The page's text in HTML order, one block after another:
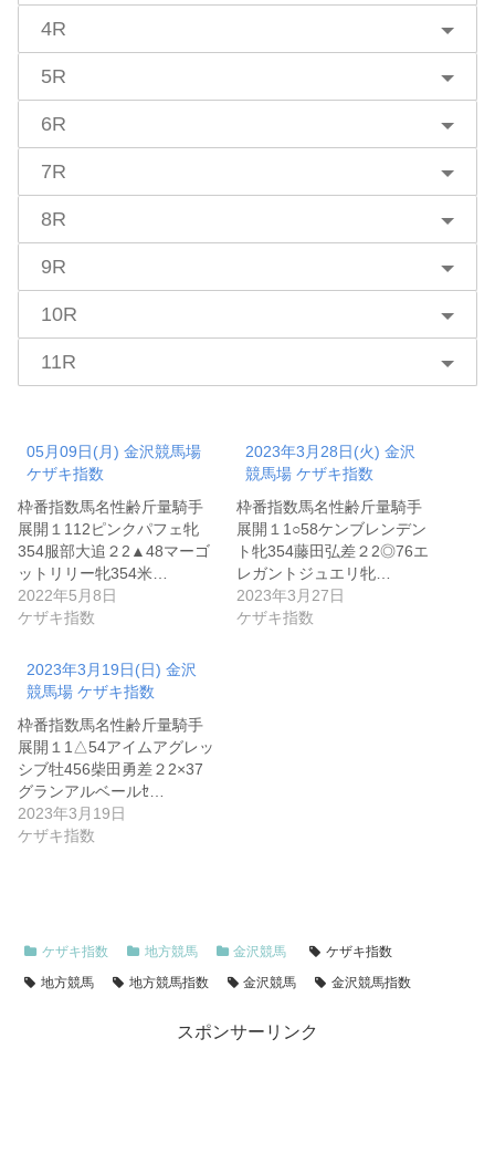
4R
5R
6R
7R
8R
9R
10R
11R
05月09日(月) 金沢競馬場
ケザキ指数
枠番指数馬名性齢斤量騎手
展開１112ピンクパフェ牝
354服部大追２2▲48マーゴ
ットリリー牝354米…
2022年5月8日
ケザキ指数
2023年3月28日(火) 金沢
競馬場 ケザキ指数
枠番指数馬名性齢斤量騎手
展開１1○58ケンブレンデン
ト牝354藤田弘差２2◎76エ
レガントジュエリ牝…
2023年3月27日
ケザキ指数
2023年3月19日(日) 金沢
競馬場 ケザキ指数
枠番指数馬名性齢斤量騎手
展開１1△54アイムアグレッ
シブ牡456柴田勇差２2×37
グランアルベールｾ…
2023年3月19日
ケザキ指数
ケザキ指数 地方競馬 金沢競馬
ケザキ指数
地方競馬
地方競馬指数 金沢競馬 金沢競馬指数
スポンサーリンク